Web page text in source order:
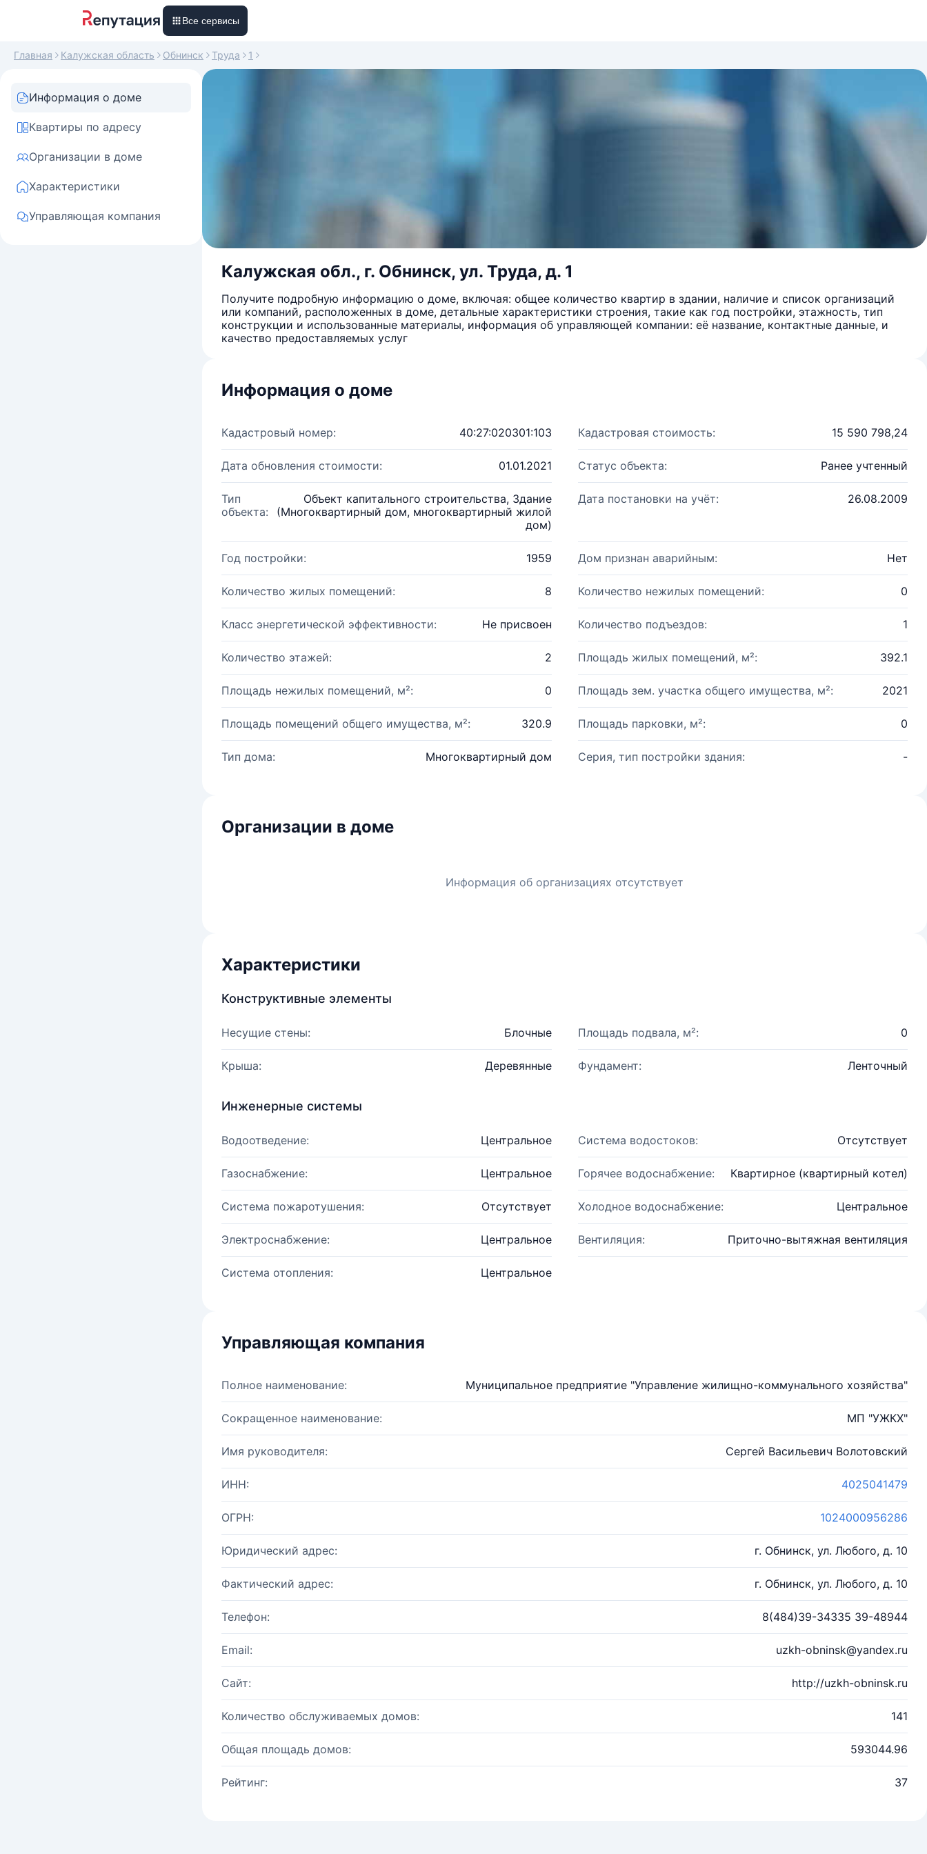
Все сервисы
Главная Калужская область Обнинск Труда 1
Информация о доме
Квартиры по адресу
Организации в доме
Характеристики
Управляющая компания
Калужская обл., г. Обнинск, ул. Труда, д. 1
Получите подробную информацию о доме, включая: общее количество квартир в здании, наличие и список организаций
или компаний, расположенных в доме, детальные характеристики строения, такие как год постройки, этажность, тип
конструкции и использованные материалы, информация об управляющей компании: её название, контактные данные, и
качество предоставляемых услуг
Информация о доме
Кадастровый номер: 40:27:020301:103 Кадастровая стоимость: 15 590 798,24
Дата обновления стоимости: 01.01.2021 Статус объекта: Ранее учтенный
Тип
объекта:
Объект капитального строительства, Здание
(Многоквартирный дом, многоквартирный жилой
дом)
Дата постановки на учёт: 26.08.2009
Год постройки: 1959 Дом признан аварийным: Нет
Количество жилых помещений: 8 Количество нежилых помещений: 0
Класс энергетической эффективности: Не присвоен Количество подъездов: 1
Количество этажей: 2 Площадь жилых помещений, м²: 392.1
Площадь нежилых помещений, м²: 0 Площадь зем. участка общего имущества, м²: 2021
Площадь помещений общего имущества, м²: 320.9 Площадь парковки, м²: 0
Тип дома: Многоквартирный дом Серия, тип постройки здания: -
Организации в доме
Информация об организациях отсутствует
Характеристики
Конструктивные элементы
Несущие стены: Блочные Площадь подвала, м²: 0
Крыша: Деревянные Фундамент: Ленточный
Инженерные системы
Водоотведение: Центральное Система водостоков: Отсутствует
Газоснабжение: Центральное Горячее водоснабжение: Квартирное (квартирный котел)
Система пожаротушения: Отсутствует Холодное водоснабжение: Центральное
Электроснабжение: Центральное Вентиляция: Приточно-вытяжная вентиляция
Система отопления: Центральное
Управляющая компания
Полное наименование: Муниципальное предприятие "Управление жилищно-коммунального хозяйства"
Сокращенное наименование: МП "УЖКХ"
Имя руководителя: Сергей Васильевич Волотовский
ИНН: 4025041479
ОГРН: 1024000956286
Юридический адрес: г. Обнинск, ул. Любого, д. 10
Фактический адрес: г. Обнинск, ул. Любого, д. 10
Телефон: 8(484)39-34335 39-48944
Email: uzkh-obninsk@yandex.ru
Сайт: http://uzkh-obninsk.ru
Количество обслуживаемых домов: 141
Общая площадь домов: 593044.96
Рейтинг: 37